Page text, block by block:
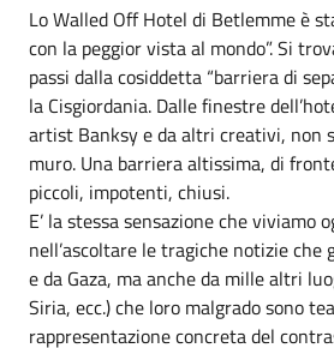
Lo Walled Off Hotel di Betlemme è
con la peggior vista al mondo”. Si
passi dalla cosiddetta “barriera di
la Cisgiordania. Dalle finestre
artist Banksy e da altri creativi, non
muro. Una barriera altissima, di
piccoli, impotenti, chiusi.
E’ la stessa sensazione che viviamo
nell’ascoltare le tragiche notizie che
e da Gaza, ma anche da mille altri
Siria, ecc.) che loro malgrado sono
rappresentazione concreta del